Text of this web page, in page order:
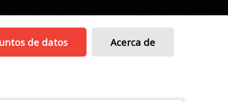
de datos Acerca de